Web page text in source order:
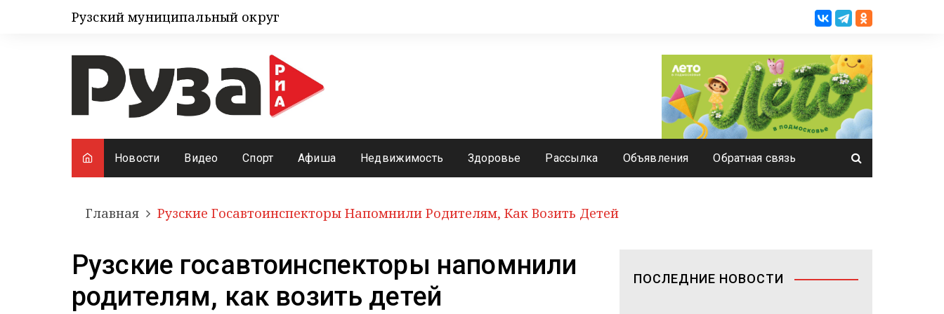
Рузский муниципальный округ
Новости Видео Спорт Афиша Недвижимость Здоровье Рассылка Объявления Обратная связь
Главная Рузские Госавтоинспекторы Напомнили Родителям, Как Возить Детей
Рузские госавтоинспекторы напомнили
родителям, как возить детей
ПОСЛЕДНИЕ НОВОСТИ